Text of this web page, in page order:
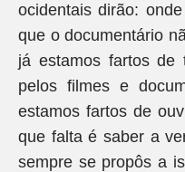
ocidentais dirão:
que o documentário
já estamos fartos de
pelos filmes e
estamos fartos de
que falta é saber a
sempre se propôs a